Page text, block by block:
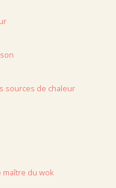
sources de chaleur
maître du wok